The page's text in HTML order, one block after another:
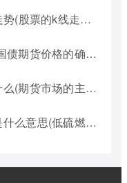
和期货k线走势一样吗)
期货价格的确定)
主力资金都是什么样的)
期货定价机制是什么意思啊)